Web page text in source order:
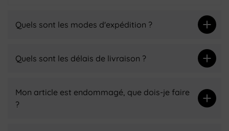
Quels sont les modes d'expédition ?
Quels sont les délais de livraison ?
Mon article est endommagé, que dois-je faire
?